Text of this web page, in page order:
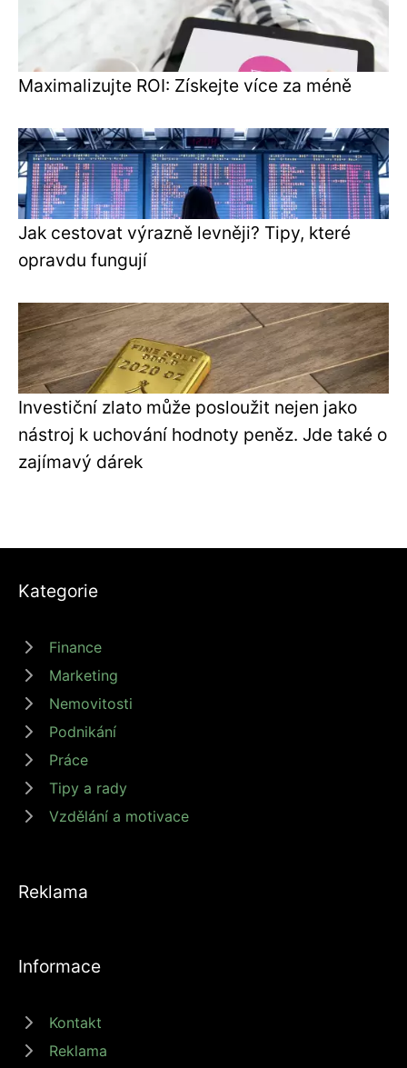
Maximalizujte ROI: Získejte více za méně
Jak cestovat výrazně levněji? Tipy, které
opravdu fungují
Investiční zlato může posloužit nejen jako
nástroj k uchování hodnoty peněz. Jde také o
zajímavý dárek
Kategorie
Finance
Marketing
Nemovitosti
Podnikání
Práce
Tipy a rady
Vzdělání a motivace
Reklama
Informace
Kontakt
Reklama